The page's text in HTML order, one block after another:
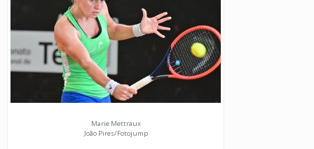
Marie Mettraux
João Pires/Fotojump